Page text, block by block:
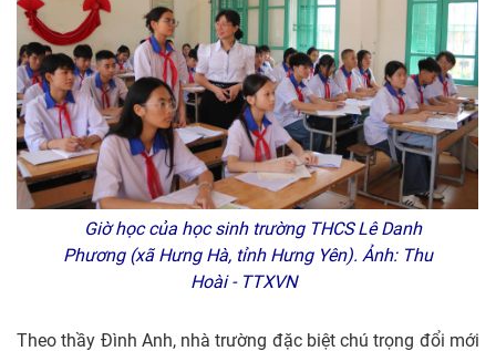
Giờ học của học sinh trường THCS Lê Danh
Phương (xã Hưng Hà, tỉnh Hưng Yên). Ảnh: Thu
Hoài - TTXVN
Theo thầy Đình Anh, nhà trường đặc biệt chú trọng đổi mới